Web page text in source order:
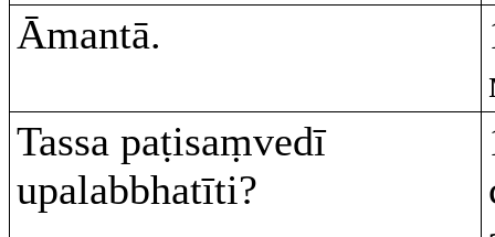
Āmantā.
Tassa paṭisaṃvedī
upalabbhatīti?